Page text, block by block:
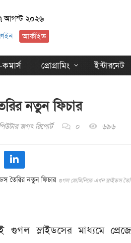
আগস্ট ২০২৬
আর্কাইভ
প্রোগ্রামিং ইন্টারনেট
নতুন ফিচার
জগৎ রিপোর্ট ০ ৬৯৬
গুগল জেমিনিতে এখন স্লাইডস
গুগল স্লাইডসের মাধ্যমে